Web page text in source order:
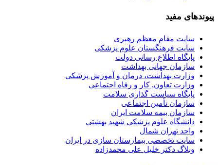
پیوندهای مفید
سایت مقام معظم رهبری
سایت فرهنگستان علوم پزشکی
پایگاه اطلاع رسانی دولت
سازمان جهانی بهداشت
وزارت بهداشت، درمان و آموزش پزشکی
وزارت تعاون, کار و رفاه اجتماعی
پایگاه سیاست گذاری سلامت
سازمان تأمین اجتماعی
سازمان بیمه سلامت ایران
دانشگاه علوم پزشکی شهید بهشتی
واحد تهران شمال
سایت تخصصی بیمارستان سازی در ایران
وبلاگ دکتر خلیل علی محمدزاده